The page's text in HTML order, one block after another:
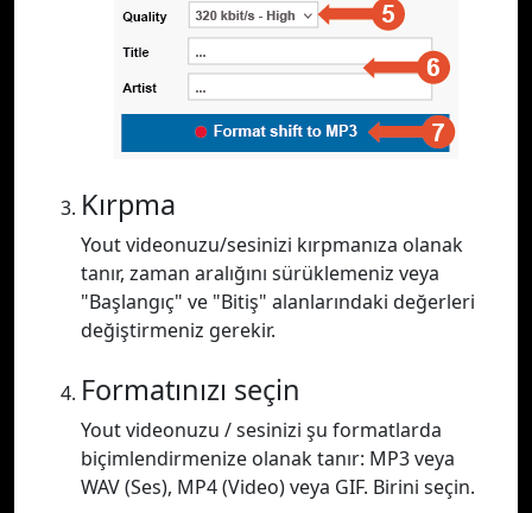
Kırpma
Yout videonuzu/sesinizi kırpmanıza olanak
tanır, zaman aralığını sürüklemeniz veya
"Başlangıç" ve "Bitiş" alanlarındaki değerleri
değiştirmeniz gerekir.
Formatınızı seçin
Yout videonuzu / sesinizi şu formatlarda
biçimlendirmenize olanak tanır: MP3 veya
WAV (Ses), MP4 (Video) veya GIF. Birini seçin.